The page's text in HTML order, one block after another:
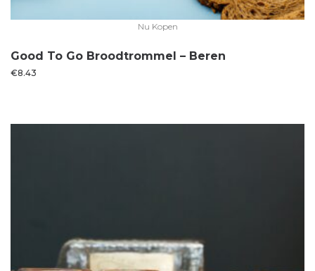
Nu Kopen
Good To Go Broodtrommel – Beren
€8.43